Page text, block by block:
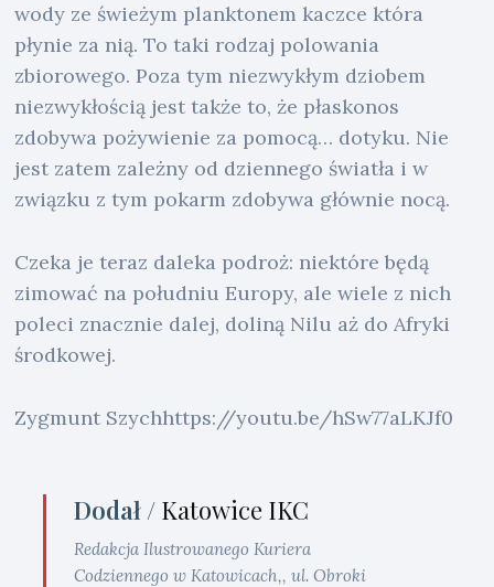
wody ze świeżym planktonem kaczce która
płynie za nią. To taki rodzaj polowania
zbiorowego. Poza tym niezwykłym dziobem
niezwykłością jest także to, że płaskonos
zdobywa pożywienie za pomocą… dotyku. Nie
jest zatem zależny od dziennego światła i w
związku z tym pokarm zdobywa głównie nocą.
Czeka je teraz daleka podroż: niektóre będą
zimować na południu Europy, ale wiele z nich
poleci znacznie dalej, doliną Nilu aż do Afryki
środkowej.
Zygmunt Szychhttps://youtu.be/hSw77aLKJf0
Dodał / Katowice IKC
Redakcja Ilustrowanego Kuriera
Codziennego w Katowicach,, ul. Obroki